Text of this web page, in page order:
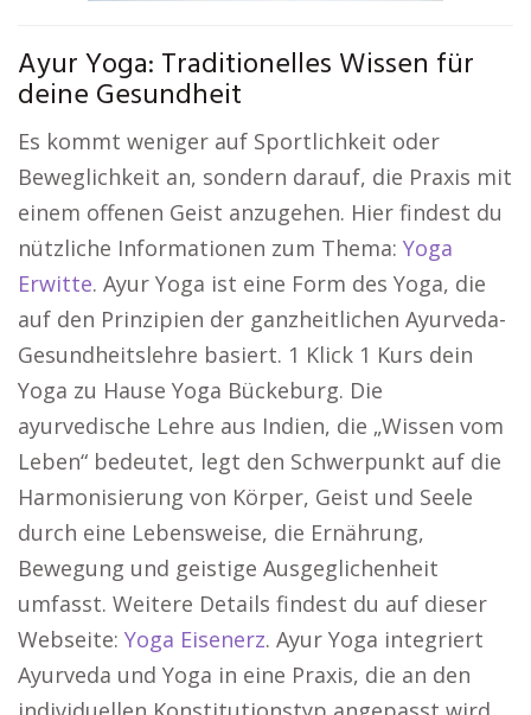
Ayur Yoga: Traditionelles Wissen für
deine Gesundheit
Es kommt weniger auf Sportlichkeit oder
Beweglichkeit an, sondern darauf, die Praxis mit
einem offenen Geist anzugehen. Hier findest du
nützliche Informationen zum Thema: Yoga
Erwitte. Ayur Yoga ist eine Form des Yoga, die
auf den Prinzipien der ganzheitlichen Ayurveda-
Gesundheitslehre basiert. 1 Klick 1 Kurs dein
Yoga zu Hause Yoga Bückeburg. Die
ayurvedische Lehre aus Indien, die „Wissen vom
Leben“ bedeutet, legt den Schwerpunkt auf die
Harmonisierung von Körper, Geist und Seele
durch eine Lebensweise, die Ernährung,
Bewegung und geistige Ausgeglichenheit
umfasst. Weitere Details findest du auf dieser
Webseite: Yoga Eisenerz. Ayur Yoga integriert
Ayurveda und Yoga in eine Praxis, die an den